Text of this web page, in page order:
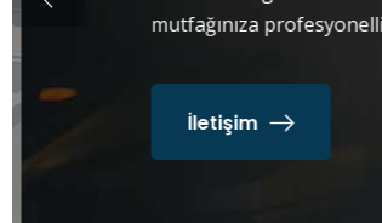
İşin uzmanı ile